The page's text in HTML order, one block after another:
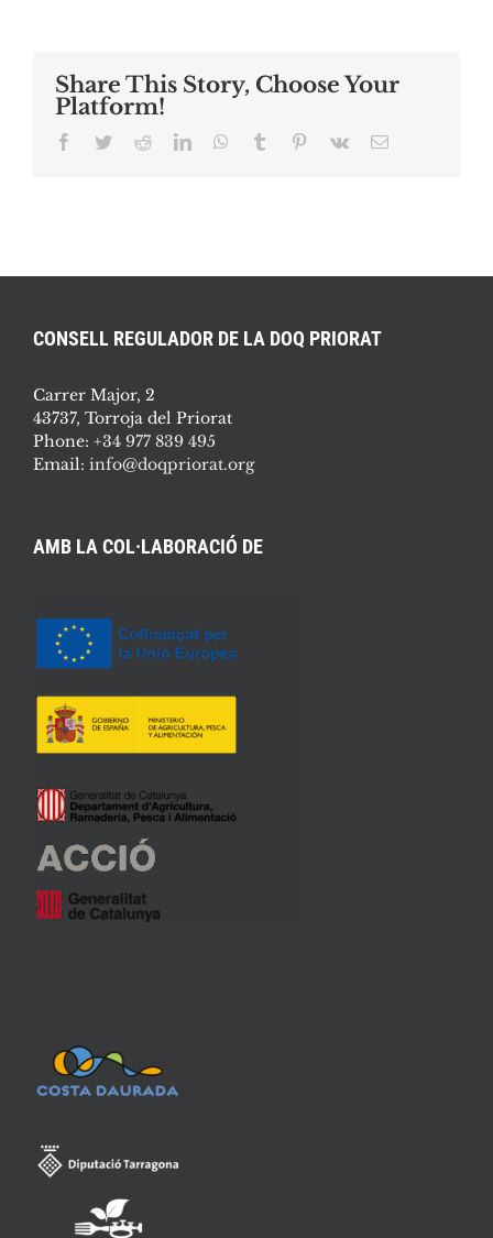
Share This Story, Choose Your
Platform!
Facebook
TwitterRedditLinkedInWhatsApp
Tumblr Pinterest
Vk Email:
CONSELL REGULADOR DE LA DOQ PRIORAT
Carrer Major, 2
43737, Torroja del Priorat
Phone: +34 977 839 495
Email: info@doqpriorat.org
AMB LA COL·LABORACIÓ DE